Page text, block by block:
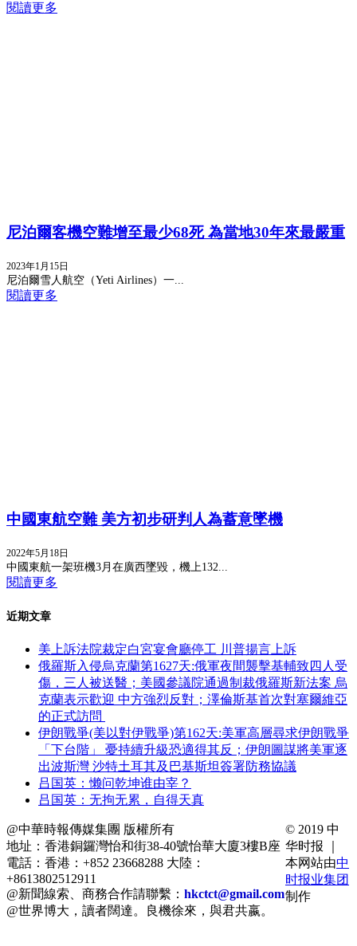
閱讀更多
尼泊爾客機空難增至最少68死 為當地30年來最嚴重
2023年1月15日
尼泊爾雪人航空（Yeti Airlines）一...
閱讀更多
中國東航空難 美方初步研判人為蓄意墜機
2022年5月18日
中國東航一架班機3月在廣西墜毀，機上132...
閱讀更多
近期文章
美上訴法院裁定白宮宴會廳停工 川普揚言上訴
俄羅斯入侵烏克蘭第1627天:俄軍夜間襲擊基輔致四人受
傷，三人被送醫；美國參議院通過制裁俄羅斯新法案 烏
克蘭表示歡迎 中方強烈反對；澤倫斯基首次對塞爾維亞
的正式訪問
伊朗戰爭(美以對伊戰爭)第162天:美軍高層尋求伊朗戰爭
「下台階」 憂持續升級恐適得其反；伊朗圖謀將美軍逐
出波斯灣 沙特土耳其及巴基斯坦簽署防務協議
吕国英：懒问乾坤谁由宰？
吕国英：无拘无累，自得天真
@中華時報傳媒集團 版權所有
地址：香港銅鑼灣怡和街38-40號怡華大廈3樓B座
電話：香港：+852 23668288 大陸：
+8613802512911
@新聞線索、商務合作請聯繫： hkctct@gmail.com
@世界博大，讀者闊達。良機徐來，與君共嬴。
© 2019 中
华时报 ｜
本网站由中
时报业集团
制作